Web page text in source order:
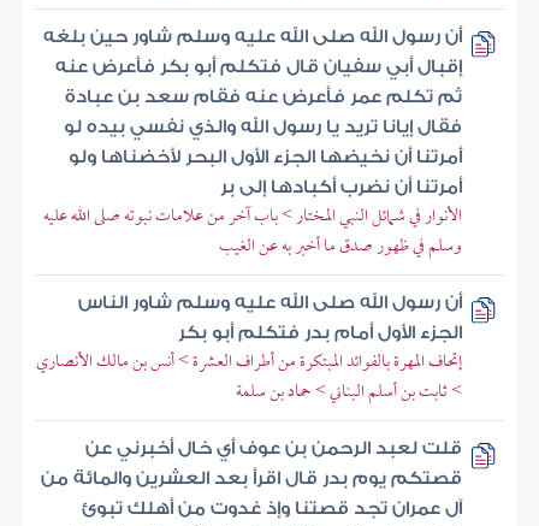
أن رسول الله صلى الله عليه وسلم شاور حين بلغه
إقبال أبي سفيان قال فتكلم أبو بكر فأعرض عنه
ثم تكلم عمر فأعرض عنه فقام سعد بن عبادة
فقال إيانا تريد يا رسول الله والذي نفسي بيده لو
أمرتنا أن نخيضها الجزء الأول البحر لأخضناها ولو
أمرتنا أن نضرب أكبادها إلى بر
الأنوار في شمائل النبي المختار > باب آخر من علامات نبوته صلى الله عليه
وسلم في ظهور صدق ما أخبر به عن الغيب
أن رسول الله صلى الله عليه وسلم شاور الناس
الجزء الأول أمام بدر فتكلم أبو بكر
إتحاف المهرة بالفوائد المبتكرة من أطراف العشرة > أنس بن مالك الأنصاري
> ثابت بن أسلم البناني > حماد بن سلمة
قلت لعبد الرحمن بن عوف أي خال أخبرني عن
قصتكم يوم بدر قال اقرأ بعد العشرين والمائة من
آل عمران تجد قصتنا وإذ غدوت من أهلك تبوئ